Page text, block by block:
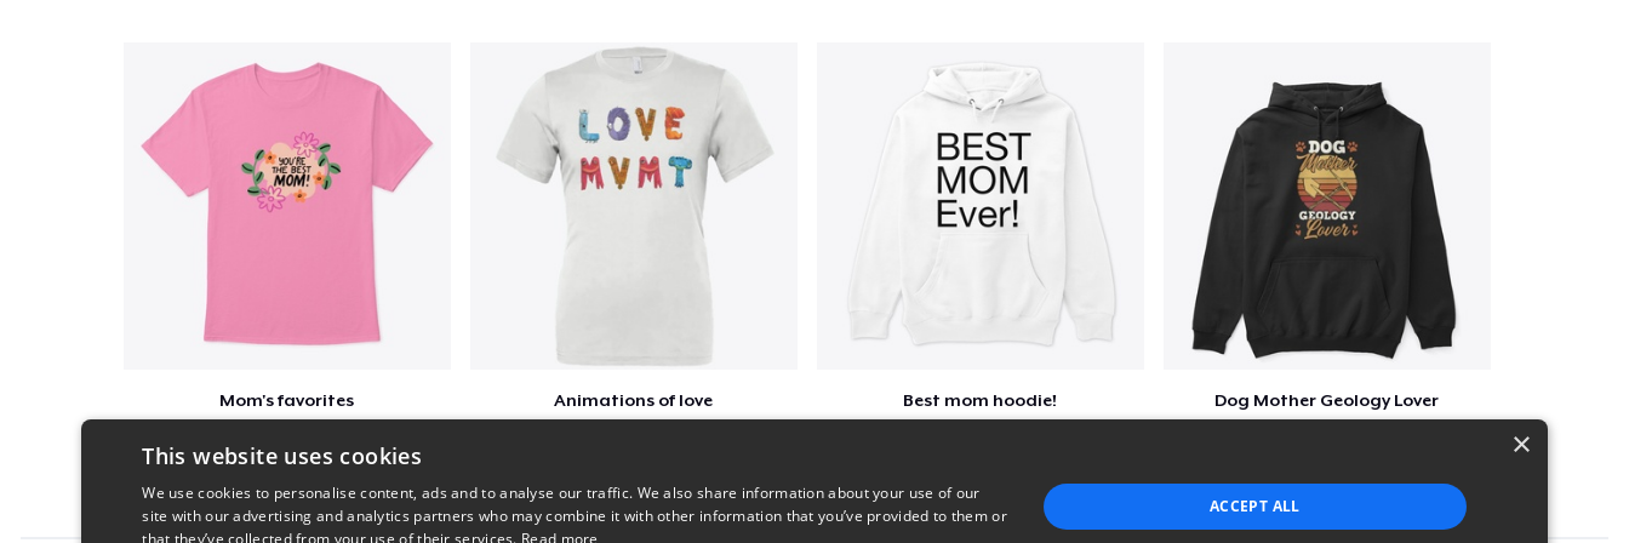
Mom's favorites Animations of love Best mom hoodie! Dog Mother Geology Lover
×
This website uses cookies
We use cookies to personalise content, ads and to analyse our traffic. We also share information about your use of our
site with our advertising and analytics partners who may combine it with other information that you’ve provided to them or
that they’ve collected from your use of their services. Read more
ACCEPT ALL